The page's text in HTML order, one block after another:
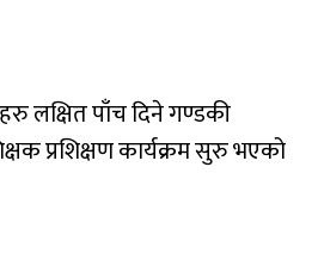
लक्षित पाँच दिने गण्डकी
प्रशिक्षण कार्यक्रम सुरु भएको